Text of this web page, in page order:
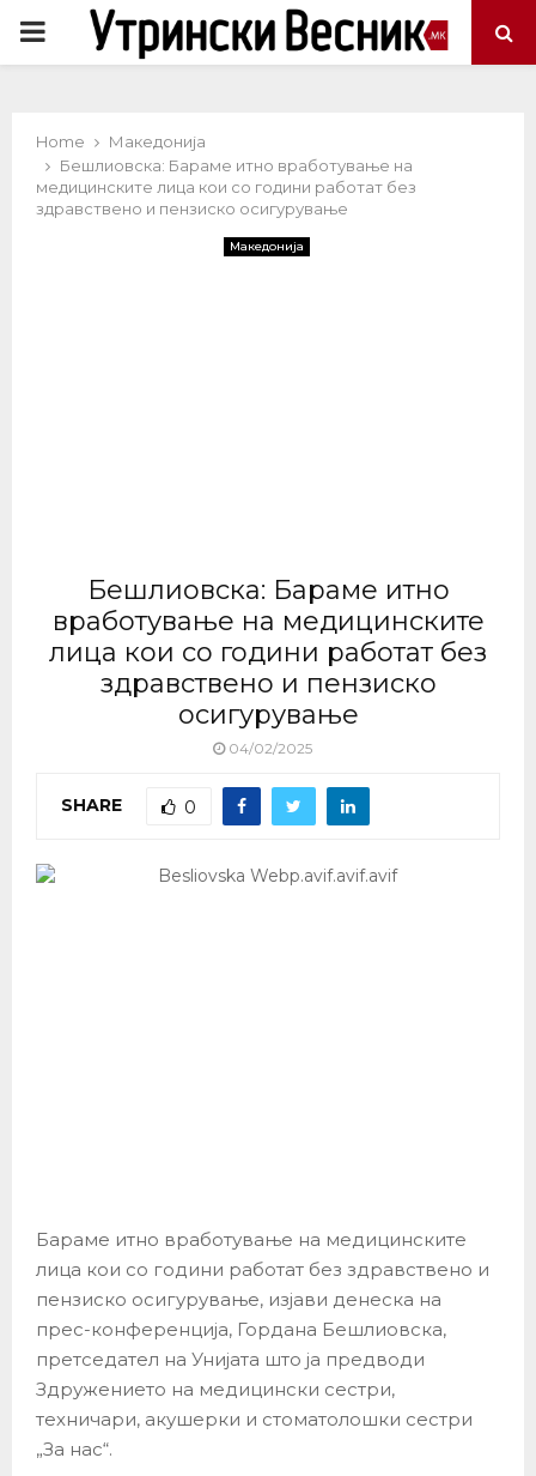
PRIMARY
Home
Македонија
Бешлиовска: Бараме итно вработување на
медицинските лица кои со години работат без
здравствено и пензиско осигурување
Македонија
Бешлиовска: Бараме итно
вработување на медицинските
лица кои со години работат без
здравствено и пензиско
осигурување
04/02/2025
SHARE 0
Бараме итно вработување на медицинските
лица кои со години работат без здравствено и
пензиско осигурување, изјави денеска на
прес-конференција, Гордана Бешлиовска,
претседател на Унијата што ја предводи
Здружението на медицински сестри,
техничари, акушерки и стоматолошки сестри
„За нас“.